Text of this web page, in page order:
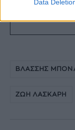
Data
ΒΛΑΣΣΗΣ
ΖΩΗ ΛΑΣΚΑΡΗ